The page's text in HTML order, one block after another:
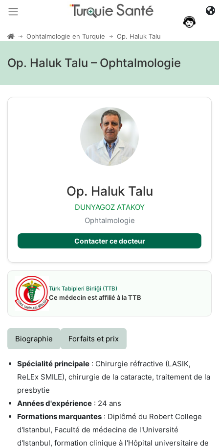
Ophtalmologie en Turquie Op. Haluk Talu
Op. Haluk Talu – Ophtalmologie
Op. Haluk Talu
DUNYAGOZ ATAKOY
Ophtalmologie
Contacter ce docteur
Türk Tabipleri Birliği (TTB)
Ce médecin est affilié à la TTB
Biographie Forfaits et prix
Spécialité principale : Chirurgie réfractive (LASIK,
ReLEx SMILE), chirurgie de la cataracte, traitement de la
presbytie
Années d'expérience : 24 ans
Formations marquantes : Diplômé du Robert College
d'Istanbul, Faculté de médecine de l'Université
d'Istanbul, formation clinique à l'Hôpital universitaire de